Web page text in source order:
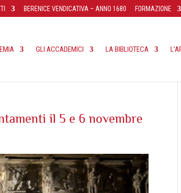
BERENICE VENDICATIVA – ANNO 1680 FORMAZIONE
GLI ACCADEMICI LA BIBLIOTECA
il 5 e 6 novembre